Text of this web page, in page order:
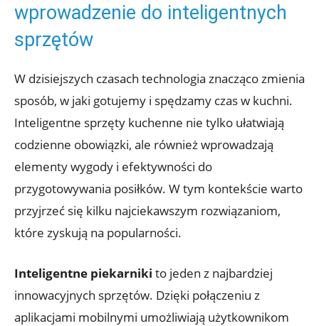
wprowadzenie do inteligentnych
sprzętów
W dzisiejszych czasach technologia znacząco zmienia
sposób, w jaki gotujemy i spędzamy czas w kuchni.
Inteligentne sprzęty kuchenne nie tylko ułatwiają
codzienne obowiązki, ale również wprowadzają
elementy wygody i efektywności do
przygotowywania posiłków. W tym kontekście warto
przyjrzeć się kilku najciekawszym rozwiązaniom,
które zyskują na popularności.
Inteligentne piekarniki to jeden z najbardziej
innowacyjnych sprzętów. Dzięki połączeniu z
aplikacjami mobilnymi umożliwiają użytkownikom